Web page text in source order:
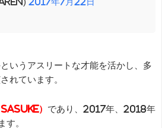
いうアスリートな才能を活かし、多
れています。
） であり、2017年、2018年
す。